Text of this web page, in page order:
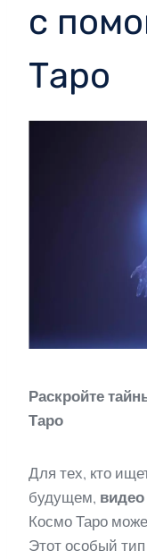
с
Таро
Раскройте
Таро
Для тех, кто
будущем, видео
Космо Таро
Этот особый